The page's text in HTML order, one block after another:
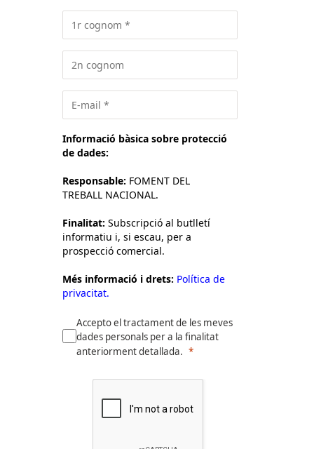
Informació bàsica sobre protecció
de dades:
Responsable: FOMENT DEL
TREBALL NACIONAL.
Finalitat: Subscripció al butlletí
informatiu i, si escau, per a
prospecció comercial.
Més informació i drets: Política de
privacitat.
Accepto el tractament de les meves
dades personals per a la finalitat
anteriorment detallada.